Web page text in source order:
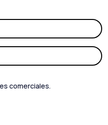
comerciales.